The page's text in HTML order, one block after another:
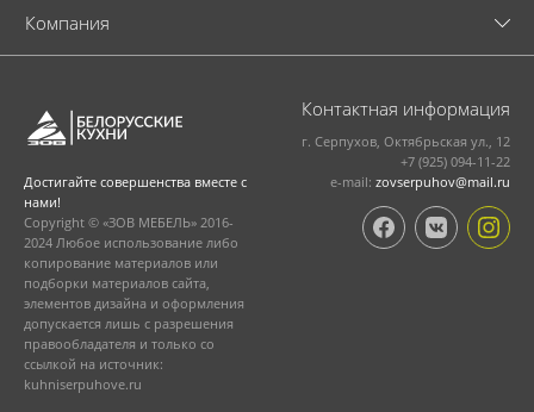
Достигайте совершенства вместе с
нами!
Copyright © «ЗОВ МЕБЕЛЬ» 2016-
2024 Любое использование либо
копирование материалов или
подборки материалов сайта,
элементов дизайна и оформления
допускается лишь с разрешения
правообладателя и только со
ссылкой на источник:
kuhniserpuhove.ru
Компания
Контактная информация
г. Серпухов, Октябрьская ул., 12
+7 (925) 094-11-22
e-mail: zovserpuhov@mail.ru